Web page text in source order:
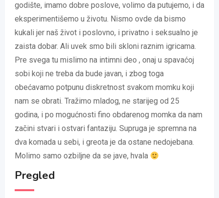
godište, imamo dobre poslove, volimo da putujemo, i da
eksperimentišemo u životu. Nismo ovde da bismo
kukali jer naš život i poslovno, i privatno i seksualno je
zaista dobar. Ali uvek smo bili skloni raznim igricama.
Pre svega tu mislimo na intimni deo , onaj u spavaćoj
sobi koji ne treba da bude javan, i zbog toga
obećavamo potpunu diskretnost svakom momku koji
nam se obrati. Tražimo mladog, ne starijeg od 25
godina, i po mogućnosti fino obdarenog momka da nam
začini stvari i ostvari fantaziju. Supruga je spremna na
dva komada u sebi, i greota je da ostane nedojebana.
Molimo samo ozbiljne da se jave, hvala
Pregled